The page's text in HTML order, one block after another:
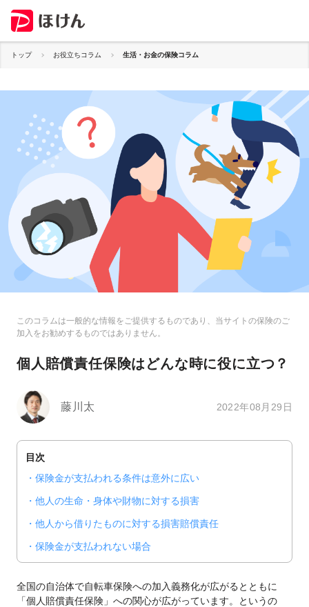
トップ お役立ちコラム 生活・お金の保険コラム
このコラムは一般的な情報をご提供するものであり、当サイトの保険のご
加入をお勧めするものではありません。
個人賠償責任保険はどんな時に役に立つ？
藤川太 2022年08月29日
目次
保険金が支払われる条件は意外に広い
他人の生命・身体や財物に対する損害
他人から借りたものに対する損害賠償責任
保険金が支払われない場合
全国の自治体で自転車保険への加入義務化が広がるとともに
「個人賠償責任保険」への関心が広がっています。というの